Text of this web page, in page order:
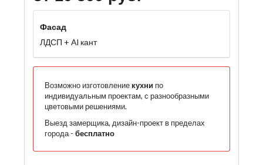
Фасад
ЛДСП + Al кант
Возможно изготовление кухни по
индивидуальным проектам, с разнообразными
цветовыми решениями.
Выезд замерщика, дизайн-проект в пределах
города - бесплатно